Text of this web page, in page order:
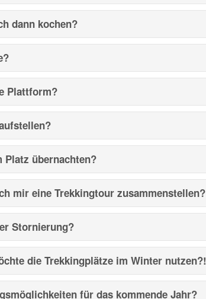
dann kochen?
Plattform?
Platz übernachten?
mir eine Trekkingtour zusammenstellen?
Stornierung?
die Trekkingplätze im Winter nutzen?!
für das kommende Jahr?